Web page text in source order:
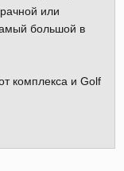
или
большой в
комплекса и Golf